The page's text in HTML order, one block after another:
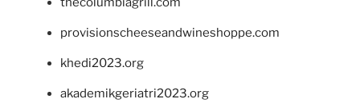
provisionscheeseandwineshoppe.com
khedi2023.org
akademikgeriatri2023.org